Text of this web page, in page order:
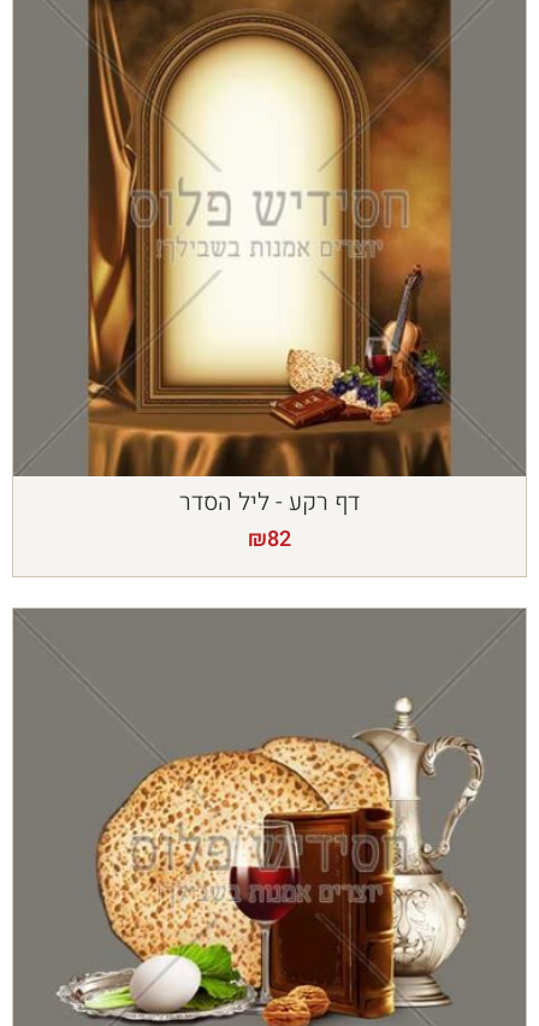
דף רקע - ליל הסדר
₪82